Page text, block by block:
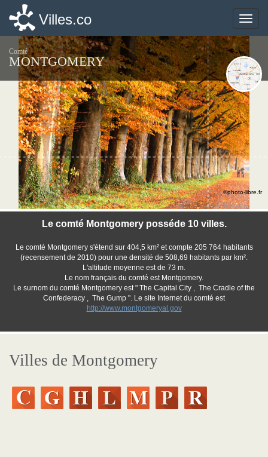
Toggle
Villes.co
Comté
MONTGOMERY
Le comté Montgomery posséde 10 villes.
Le comté Montgomery s'étend sur 404,5 km² et compte 205 764 habitants
(recensement de 2010) pour une densité de 508,69 habitants par km².
L'altitude moyenne est de 73 m.
Le nom français du comté est Montgomery.
Le surnom du comté Montgomery est " The Capital City , The Cradle of the
Confederacy , The Gump ". Le site Internet du comté est
http://www.montgomeryal.gov
©photo-libre.fr
Villes de Montgomery
Toggle
Villes.co